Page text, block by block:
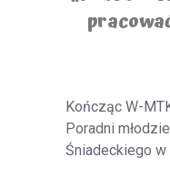
Kończąc W-
Poradni
Śniadeckiego w